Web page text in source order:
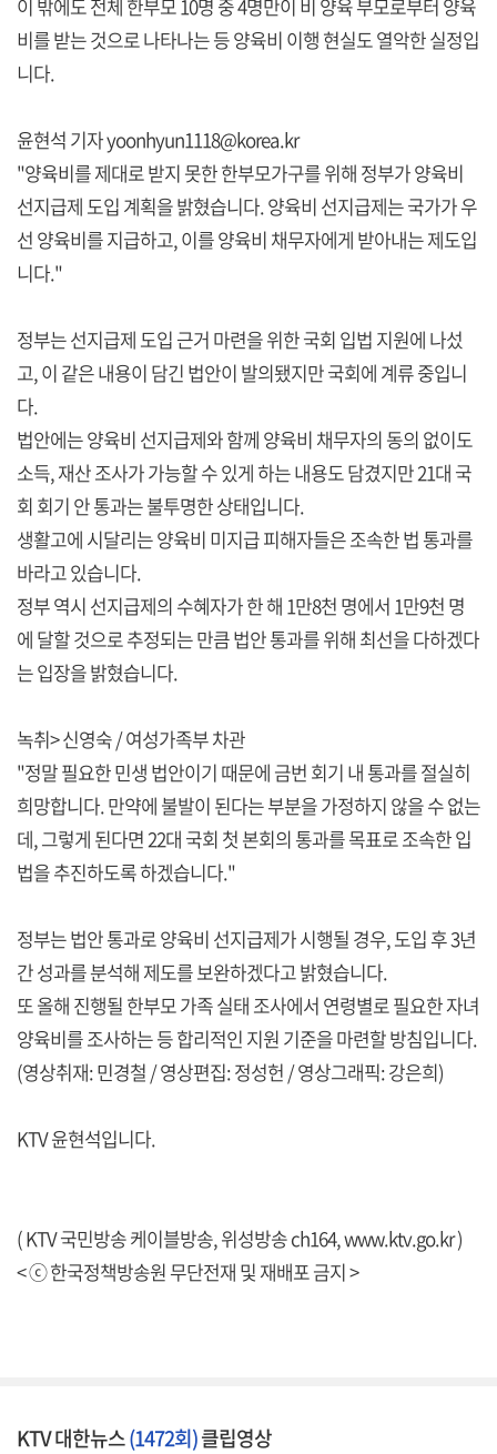
이 밖에도 전체 한부모 10명 중 4명만이 비 양육 부모로부터 양육
비를 받는 것으로 나타나는 등 양육비 이행 현실도 열악한 실정입
니다.
윤현석 기자 yoonhyun1118@korea.kr
"양육비를 제대로 받지 못한 한부모가구를 위해 정부가 양육비
선지급제 도입 계획을 밝혔습니다. 양육비 선지급제는 국가가 우
선 양육비를 지급하고, 이를 양육비 채무자에게 받아내는 제도입
니다."
정부는 선지급제 도입 근거 마련을 위한 국회 입법 지원에 나섰
고, 이 같은 내용이 담긴 법안이 발의됐지만 국회에 계류 중입니
다.
법안에는 양육비 선지급제와 함께 양육비 채무자의 동의 없이도
소득, 재산 조사가 가능할 수 있게 하는 내용도 담겼지만 21대 국
회 회기 안 통과는 불투명한 상태입니다.
생활고에 시달리는 양육비 미지급 피해자들은 조속한 법 통과를
바라고 있습니다.
정부 역시 선지급제의 수혜자가 한 해 1만8천 명에서 1만9천 명
에 달할 것으로 추정되는 만큼 법안 통과를 위해 최선을 다하겠다
는 입장을 밝혔습니다.
녹취> 신영숙 / 여성가족부 차관
"정말 필요한 민생 법안이기 때문에 금번 회기 내 통과를 절실히
희망합니다. 만약에 불발이 된다는 부분을 가정하지 않을 수 없는
데, 그렇게 된다면 22대 국회 첫 본회의 통과를 목표로 조속한 입
법을 추진하도록 하겠습니다."
정부는 법안 통과로 양육비 선지급제가 시행될 경우, 도입 후 3년
간 성과를 분석해 제도를 보완하겠다고 밝혔습니다.
또 올해 진행될 한부모 가족 실태 조사에서 연령별로 필요한 자녀
양육비를 조사하는 등 합리적인 지원 기준을 마련할 방침입니다.
(영상취재: 민경철 / 영상편집: 정성헌 / 영상그래픽: 강은희)
KTV 윤현석입니다.
( KTV 국민방송 케이블방송, 위성방송 ch164,www.ktv.go.kr)
< ⓒ 한국정책방송원 무단전재 및 재배포 금지 >
KTV 대한뉴스(1472회)클립영상